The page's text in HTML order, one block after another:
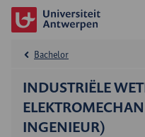
INDUSTRIËLE
INGENIEUR)
Bachelor